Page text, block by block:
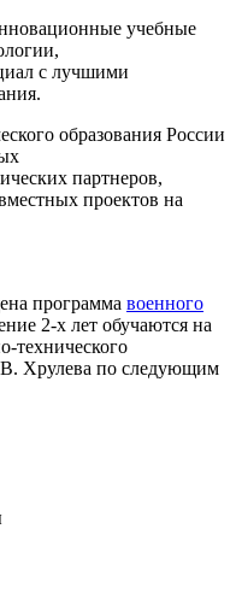
учебные
с лучшими
образования России
партнеров,
проектов на
программа военного
2-х лет обучаются на
технического
Хрулева по следующим